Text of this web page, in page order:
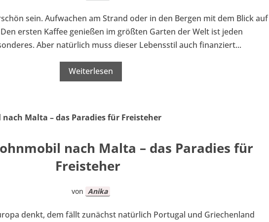
sein. Aufwachen am Strand oder in den Bergen mit dem Blick auf
ersten Kaffee genießen im größten Garten der Welt ist jeden
Aber natürlich muss dieser Lebensstil auch finanziert...
Weiterlesen
nach Malta – das Paradies für
Freisteher
von Anika
denkt, dem fällt zunächst natürlich Portugal und Griechenland